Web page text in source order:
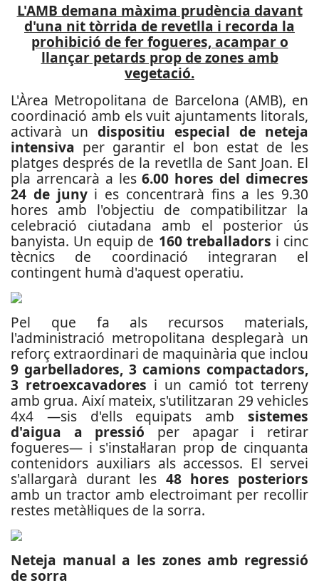
L'AMB demana màxima prudència davant
d'una nit tòrrida de revetlla i recorda la
prohibició de fer fogueres, acampar o
llançar petards prop de zones amb
vegetació.
L'Àrea Metropolitana de Barcelona (AMB), en
coordinació amb els vuit ajuntaments litorals,
activarà un dispositiu especial de neteja
intensiva per garantir el bon estat de les
platges després de la revetlla de Sant Joan. El
pla arrencarà a les6.00 hores del dimecres
24 de junyi es concentrarà fins a les 9.30
hores amb l'objectiu de compatibilitzar la
celebració ciutadana amb el posterior ús
banyista. Un equip de 160 treballadors i cinc
tècnics de coordinació integraran el
contingent humà d'aquest operatiu.
Pel que fa als recursos materials,
l'administració metropolitana desplegarà un
reforç extraordinari de maquinària que inclou
9 garbelladores, 3 camions compactadors,
3 retroexcavadores i un camió tot terreny
amb grua. Així mateix, s'utilitzaran 29 vehicles
4x4 —sis d'ells equipats amb sistemes
d'aigua a pressió per apagar i retirar
fogueres— i s'instal·laran prop de cinquanta
contenidors auxiliars als accessos. El servei
s'allargarà durant les 48 hores posteriors
amb un tractor amb electroimant per recollir
restes metàl·liques de la sorra.
Neteja manual a les zones amb regressió
de sorra